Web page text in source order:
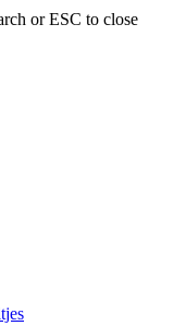
or ESC to close